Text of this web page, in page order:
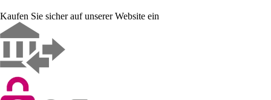
Kaufen Sie sicher auf unserer Website ein